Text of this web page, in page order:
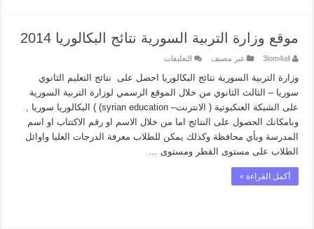
موقع وزارة التربية السورية نتائج البكالوريا 2014
3lom4all غير مصنف التعليقات
وزارة
السورية
نتائج
البكالوريا
2014
مغلقة
وزارة التربية السورية نتائج البكالوريا احصل على نتائج التعليم الثانوي
سوريا – الثالث الثانوي من خلال الموقع الرسمي لوزارة التربية السورية
على الشبكة العنكبوتية ( الانترنت– syrian education) ) البكالوريا سوريا ,
وبامكانك الحصول على النتائج اما من خلال الاسم او رقم الاكتتاب او اسم
المدرسة وبأي محافظة وكذلك يمكن للطلاب معرفة الدرجات العليا واوائل
الطلاب على مستوى القطر ومستوى …
أكمل القراءة »